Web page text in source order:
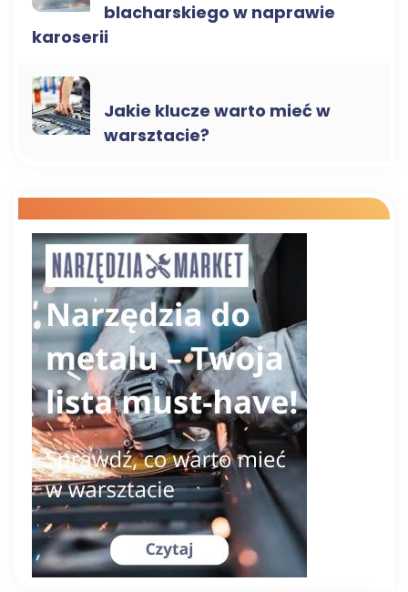
blacharskiego w naprawie
karoserii
Jakie klucze warto mieć w
warsztacie?